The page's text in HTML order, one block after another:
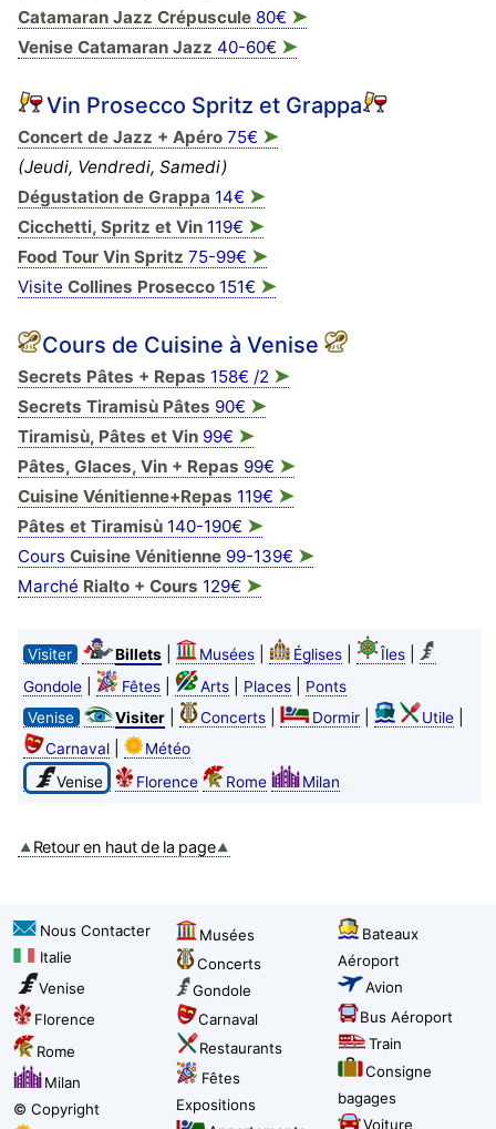
Catamaran Jazz Crépuscule80€ ➤
Venise Catamaran Jazz 40-60€ ➤
Vin Prosecco Spritz et Grappa
Concert de Jazz + Apéro75€ ➤
(Jeudi, Vendredi, Samedi)
Dégustation de Grappa 14€ ➤
Cicchetti, Spritz et Vin119€ ➤
Food Tour Vin Spritz 75-99€ ➤
Visite Collines Prosecco151€ ➤
Cours de Cuisine à Venise
Secrets Pâtes + Repas 158€ /2 ➤
Secrets Tiramisù Pâtes 90€ ➤
Tiramisù, Pâtes et Vin99€ ➤
Pâtes, Glaces, Vin + Repas 99€ ➤
Cuisine Vénitienne+Repas 119€ ➤
Pâtes et Tiramisù140-190€ ➤
Cours Cuisine Vénitienne99-139€ ➤
Marché Rialto + Cours 129€ ➤
Visiter Billets| Musées| Églises| Îles|
Gondole| Fêtes| Arts| Places|
Ponts
Venise
Visiter| Concerts| Dormir| Utile|
Carnaval|
Météo
Venise
Florence Rome Milan
Retour en haut de la page
Nous Contacter
Italie
Venise
Florence
Rome
Milan
© Copyright
Musées
Concerts
Gondole
Carnaval
Restaurants
Fêtes
Expositions
Bateaux
Aéroport
Avion
Bus Aéroport
Train
Consigne
bagages
Voiture